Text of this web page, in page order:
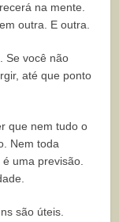
na mente.
outra. E outra.
Se você não
até que ponto
que nem tudo o
Nem toda
uma previsão.
são úteis.